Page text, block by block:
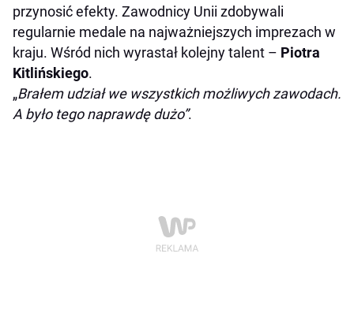
przynosić efekty. Zawodnicy Unii zdobywali
regularnie medale na najważniejszych imprezach w
kraju. Wśród nich wyrastał kolejny talent – Piotra
Kitlińskiego.
„Brałem udział we wszystkich możliwych zawodach.
A było tego naprawdę dużo”.